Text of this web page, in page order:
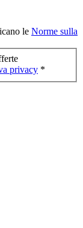
le Norme sulla
privacy *